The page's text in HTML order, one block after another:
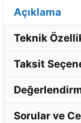
Açıklama
Teknik
Taksit
Sorular ve